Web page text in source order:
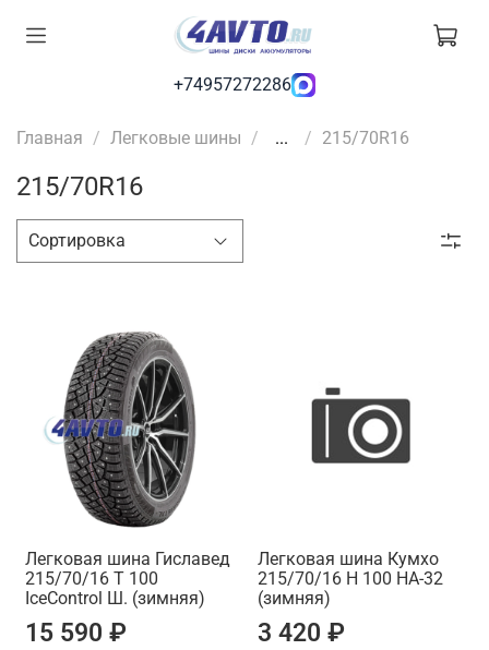
+74957272286
Главная Легковые шины ... 215/70R16
215/70R16
Легковая шина Гиславед
215/70/16 T 100
IceControl Ш. (зимняя)
15 590 ₽
Легковая шина Кумхо
215/70/16 H 100 HA-32
(зимняя)
3 420 ₽